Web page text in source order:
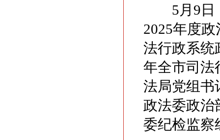
5月9日，
2025年度
法行政系统
年全市司法
法局党组书
政法委政治
委纪检监察